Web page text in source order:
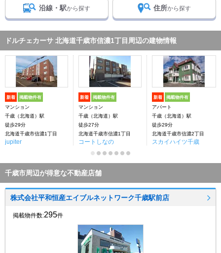
沿線・駅から探す 住所から探す
ドルチェカーサ 北海道千歳市信濃1丁目周辺の建物情報
新着 掲載物件有
マンション
千歳（北海道）駅
徒歩29分
北海道千歳市信濃1丁目
jupiter
新着 掲載物件有
マンション
千歳（北海道）駅
徒歩27分
北海道千歳市信濃1丁目
コートしなの
新着 掲載物件有
アパート
千歳（北海道）駅
徒歩29分
北海道千歳市信濃2丁目
スカイハイツ千歳
千歳市周辺が得意な不動産店舗
株式会社平和恒産エイブルネットワーク千歳駅前店
掲載物件数:295件